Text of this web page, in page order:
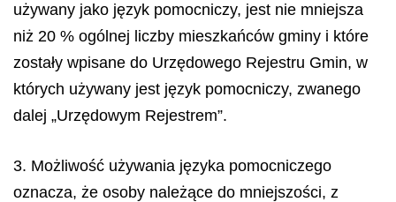
używany jako język pomocniczy, jest nie mniejsza
niż 20 % ogólnej liczby mieszkańców gminy i które
zostały wpisane do Urzędowego Rejestru Gmin, w
których używany jest język pomocniczy, zwanego
dalej „Urzędowym Rejestrem”.
3. Możliwość używania języka pomocniczego
oznacza, że osoby należące do mniejszości, z